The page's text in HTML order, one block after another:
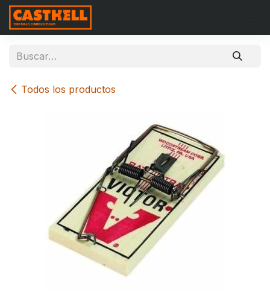
Ir al contenido
Todos los productos